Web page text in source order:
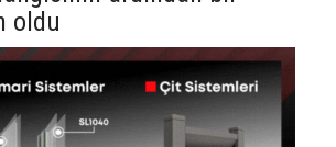
oldu